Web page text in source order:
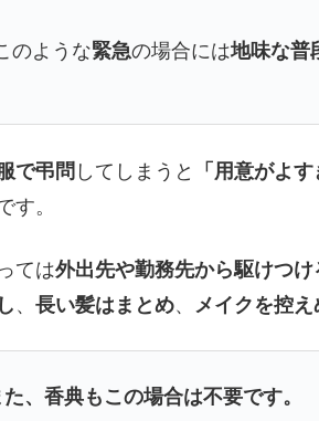
のような緊急の場合には地味な普
で弔問 してしまうと 「用意がよす
す。
ては外出先や勤務先から駆けつけ
、 長い髪はまとめ、 メイクを控
、香典もこの場合は不要です。